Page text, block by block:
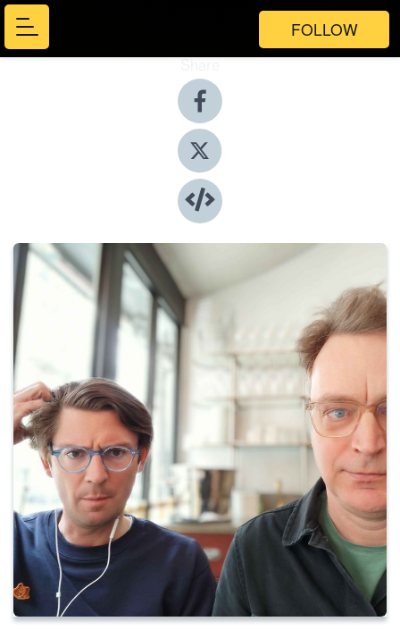
FOLLOW
Share